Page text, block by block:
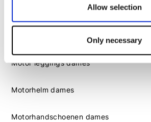
Allow selection
Only necessary
Motorbroek dames
Motor leggings dames
Motorhelm dames
Motorhandschoenen dames